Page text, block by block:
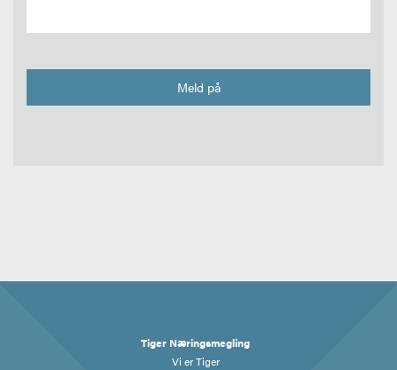
Meld på
Tiger Næringsmegling
Vi er Tiger